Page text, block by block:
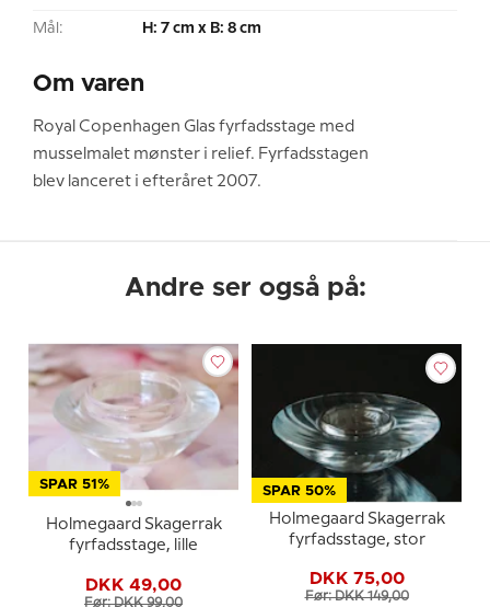
Mål: H: 7 cm x B: 8 cm
Om varen
Royal Copenhagen Glas fyrfadsstage med
musselmalet mønster i relief. Fyrfadsstagen
blev lanceret i efteråret 2007.
Andre ser også på:
SPAR 51%
Holmegaard Skagerrak
fyrfadsstage, lille
DKK 49,00
Før: DKK 99,00
SPAR 50%
Holmegaard Skagerrak
fyrfadsstage, stor
DKK 75,00
Før: DKK 149,00